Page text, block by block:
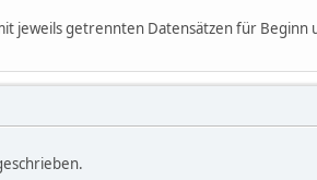
jeweils getrennten Datensätzen für Beginn